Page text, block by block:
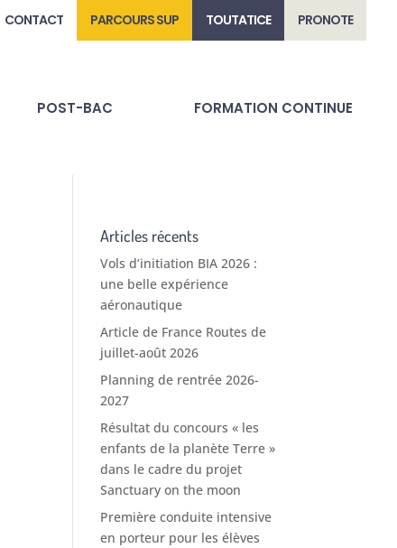
CONTACT PARCOURS SUP TOUTATICE PRONOTE
POST-BAC FORMATION CONTINUE
Articles récents
Vols d’initiation BIA 2026 :
une belle expérience
aéronautique
Article de France Routes de
juillet-août 2026
Planning de rentrée 2026-
2027
Résultat du concours « les
enfants de la planète Terre »
dans le cadre du projet
Sanctuary on the moon
Première conduite intensive
en porteur pour les élèves